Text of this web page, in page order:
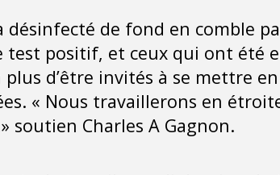
désinfecté de fond en comble
positif, et ceux qui ont été
d’être invités à se mettre
« Nous travaillerons en
soutien Charles A Gagnon.